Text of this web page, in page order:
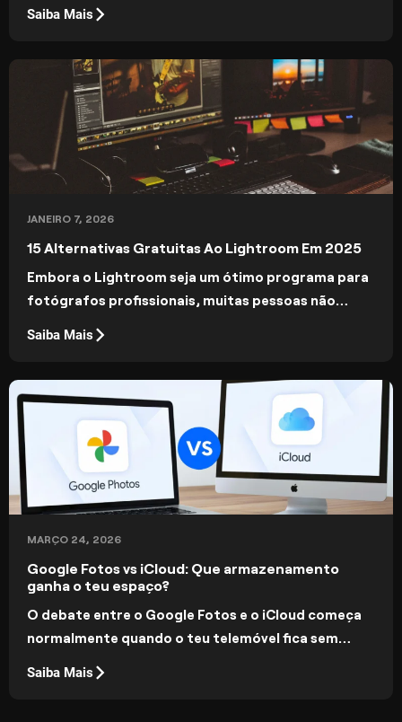
discutimos as melhores aplicações de edição de
Saiba Mais
JANEIRO 7, 2026
15 Alternativas Gratuitas Ao Lightroom Em 2025
Embora o Lightroom seja um ótimo programa para
fotógrafos profissionais, muitas pessoas não
gratuitas ao Lightroom lhe darão ferramentas
Saiba Mais
MARÇO 24, 2026
Google Fotos vs iCloud: Que armazenamento
ganha o teu espaço?
O debate entre o Google Fotos e o iCloud começa
normalmente quando o teu telemóvel fica sem
cópias de segurança automáticas e acesso à
Saiba Mais